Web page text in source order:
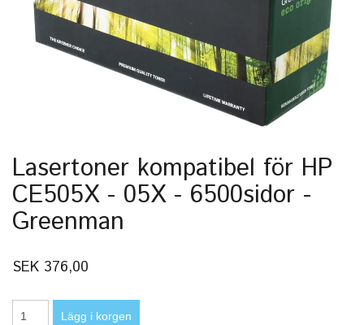
Lasertoner kompatibel för HP
CE505X - 05X - 6500sidor -
Greenman
SEK 376,00